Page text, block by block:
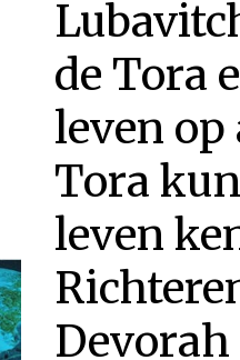
de Tora
leven op
Tora
leven